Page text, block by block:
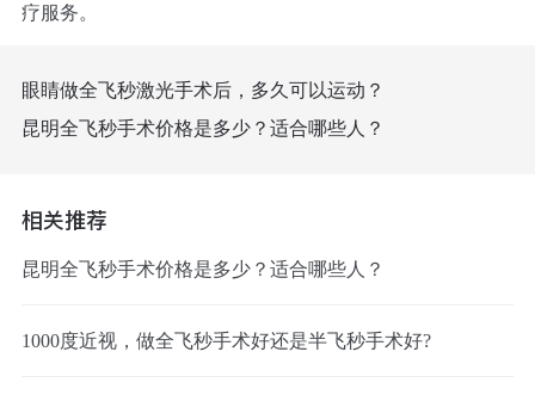
疗服务。
眼睛做全飞秒激光手术后，多久可以运动？
昆明全飞秒手术价格是多少？适合哪些人？
相关推荐
昆明全飞秒手术价格是多少？适合哪些人？
1000度近视，做全飞秒手术好还是半飞秒手术好?